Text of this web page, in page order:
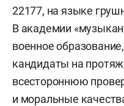
22177, на языке
В академии
военное
кандидаты на
всестороннюю
и моральные